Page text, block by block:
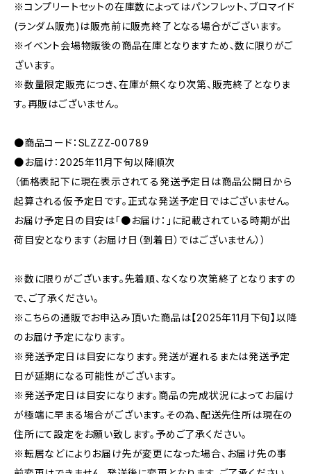
※コンプリートセットの在庫数によってはパンフレット、ブロマイド
(ランダム販売)は販売前に販売終了となる場合がございます。
※イベント会場物販後の商品在庫となりますため、数に限りがご
ざいます。
※数量限定販売につき、在庫が無くなり次第、販売終了となりま
す。再販はございません。
●商品コード：SLZZZ-00789
●お届け：2025年11月下旬以降順次
（価格表記下に現在表示されてる発送予定日は商品公開日から
起算される仮予定日です。正式な発送予定日ではございません。
お届け予定日の目安は「●お届け：」に記載されている時期が出
荷目安となります（お届け日（到着日）ではございません））
※数に限りがございます。先着順、なくなり次第終了となりますの
で、ご了承ください。
※こちらの通販でお申込み頂いた商品は【2025年11月下旬】以降
のお届け予定になります。
※発送予定日は目安になります。発送が遅れるまたは発送予定
日が延期になる可能性がございます。
※発送予定日は目安になります。商品の完成状況によってお届け
が極端に早まる場合がございます。その為、配送先住所は現在の
住所にて設定をお願い致します。予めご了承ください。
※転居などによりお届け先が変更になった場合、お届け先の事